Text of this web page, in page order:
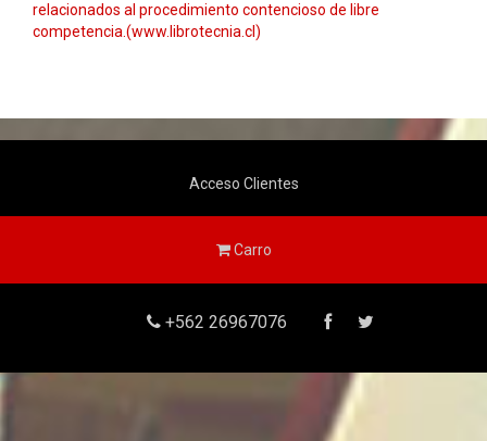
relacionados al procedimiento contencioso de libre
competencia. (www.librotecnia.cl)
Acceso Clientes
Carro
+562 26967076